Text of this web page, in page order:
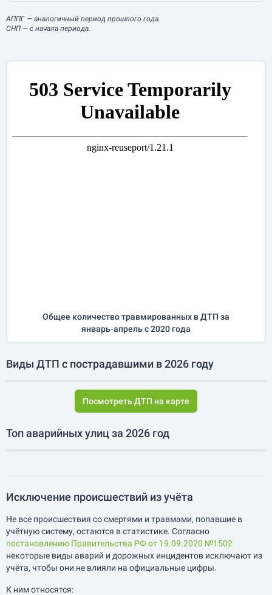
АППГ — аналогичный период прошлого года.
СНП — с начала периода.
Общее количество травмированных в ДТП за
январь-апрельс 2020 года
Виды ДТП с пострадавшими в 2026 году
Посмотреть ДТП на карте
Топ аварийных улиц за 2026 год
Исключение происшествий из учёта
Не все происшествия со смертями и травмами, попавшие в
учётную систему, остаются в статистике. Согласно
постановлению Правительства РФ от 19.09.2020 №1502
некоторые виды аварий и дорожных инцидентов исключают из
учёта, чтобы они не влияли на официальные цифры.
К ним относятся: